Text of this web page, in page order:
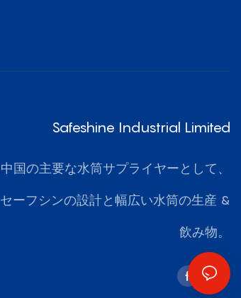
Safeshine Industrial Limited
中国の主要な水筒サプライヤーとして、
セーフシンの設計と幅広い水筒の生産 &
飲み物。